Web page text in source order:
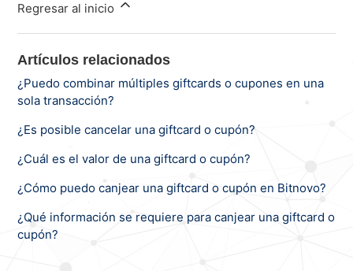
Regresar al inicio
Artículos relacionados
¿Puedo combinar múltiples giftcards o cupones en una
sola transacción?
¿Es posible cancelar una giftcard o cupón?
¿Cuál es el valor de una giftcard o cupón?
¿Cómo puedo canjear una giftcard o cupón en Bitnovo?
¿Qué información se requiere para canjear una giftcard o
cupón?